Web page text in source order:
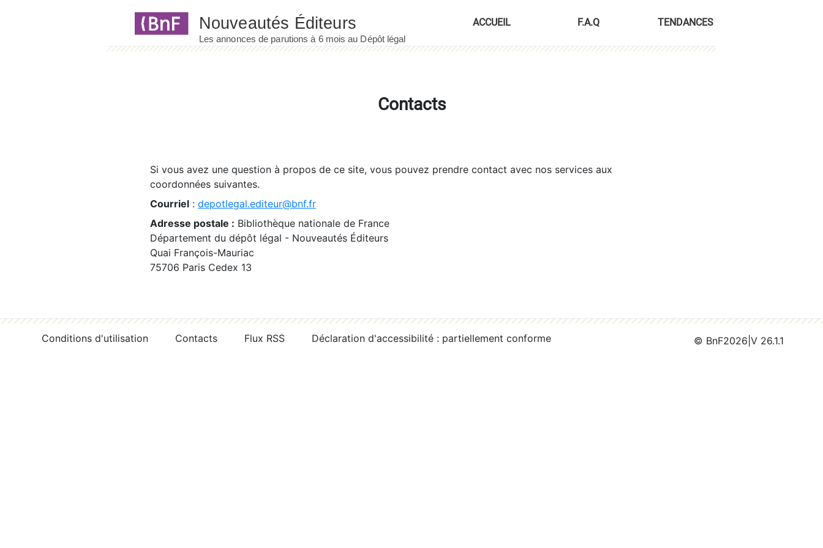
ACCUEIL F.A.Q TENDANCES
Contacts
Si vous avez une question à propos de ce site, vous pouvez prendre contact avec nos services aux
coordonnées suivantes.
Courriel : depotlegal.editeur@bnf.fr
Adresse postale : Bibliothèque nationale de France
Département du dépôt légal - Nouveautés Éditeurs
Quai François-Mauriac
75706 Paris Cedex 13
Conditions d'utilisation Contacts Flux RSS Déclaration d'accessibilité : partiellement conforme © BnF2026 V 26.1.1